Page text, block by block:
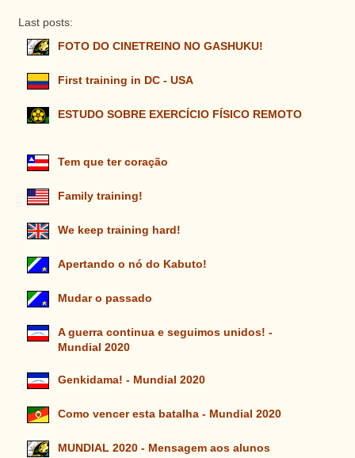
Last posts:
FOTO DO CINETREINO NO GASHUKU!
First training in DC - USA
ESTUDO SOBRE EXERCÍCIO FÍSICO REMOTO
Tem que ter coração
Family training!
We keep training hard!
Apertando o nó do Kabuto!
Mudar o passado
A guerra continua e seguimos unidos! -
Mundial 2020
Genkidama! - Mundial 2020
Como vencer esta batalha - Mundial 2020
MUNDIAL 2020 - Mensagem aos alunos